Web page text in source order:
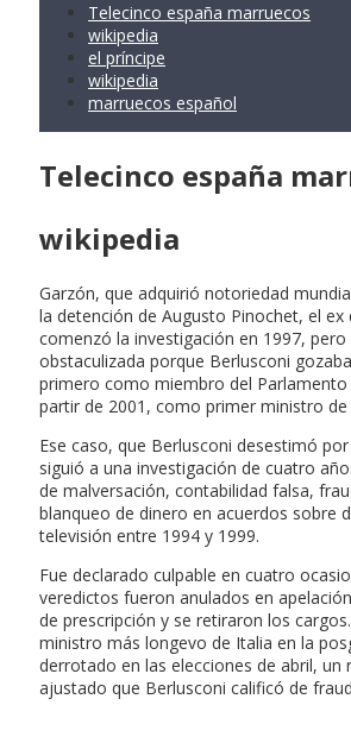
Telecinco españa marruecos
wikipedia
el príncipe
wikipedia
marruecos español
Telecinco españa
wikipedia
Garzón, que adquirió notoriedad
la detención de Augusto Pinochet, el ex
comenzó la investigación en 1997, pero
obstaculizada porque Berlusconi
primero como miembro del Parlamento
partir de 2001, como primer ministro de
Ese caso, que Berlusconi desestimó
siguió a una investigación de cuatro
de malversación, contabilidad falsa,
blanqueo de dinero en acuerdos sobre
televisión entre 1994 y 1999.
Fue declarado culpable en cuatro
veredictos fueron anulados en
de prescripción y se retiraron los
ministro más longevo de Italia en la
derrotado en las elecciones de abril, un
ajustado que Berlusconi calificó de